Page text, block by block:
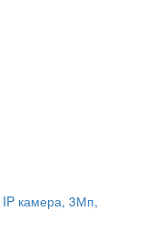
IP камера, 3Мп,